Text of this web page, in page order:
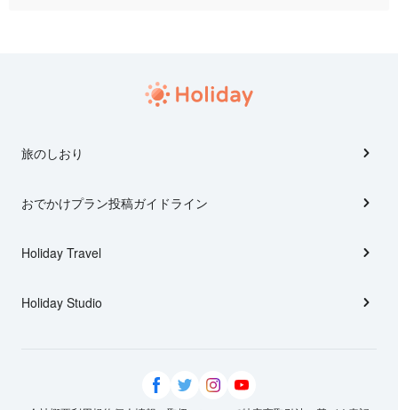
旅のしおり
おでかけプラン投稿ガイドライン
Holiday Travel
Holiday Studio